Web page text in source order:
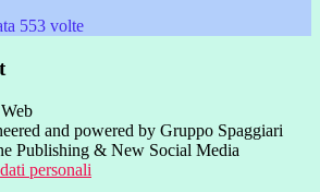
553 volte
and powered by Gruppo Spaggiari
Publishing & New Social Media
personali